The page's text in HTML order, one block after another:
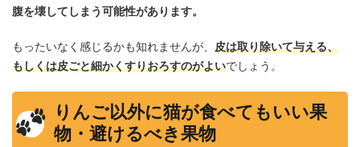
腹を壊してしまう可能性があります。
もったいなく感じるかも知れませんが、 皮は取り除いて与える、
もしくは皮ごと細かくすりおろすのがよいでしょう。
りんご以外に猫が食べてもいい果
物・避けるべき果物